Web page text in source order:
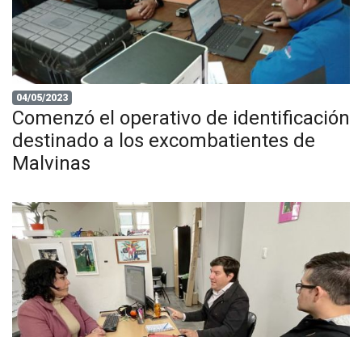
04/05/2023
Comenzó el operativo de identificación
destinado a los excombatientes de
Malvinas